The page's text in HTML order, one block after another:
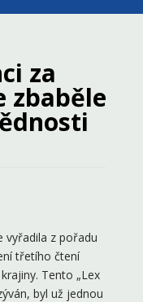
za
zbaběle
vyřadila z pořadu
třetího čtení
Tento „Lex
byl už jednou